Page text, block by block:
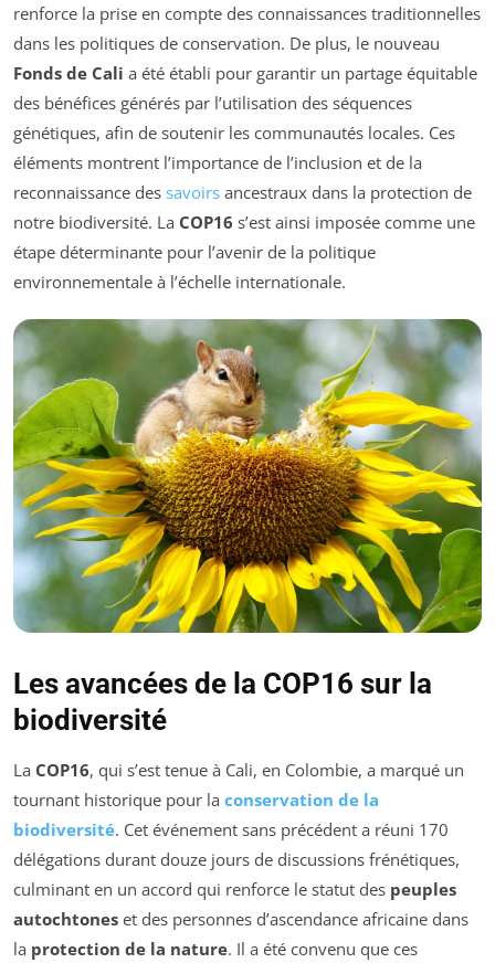
renforce la prise en compte des connaissances traditionnelles
dans les politiques de conservation. De plus, le nouveau
Fonds de Cali a été établi pour garantir un partage équitable
des bénéfices générés par l’utilisation des séquences
génétiques, afin de soutenir les communautés locales. Ces
éléments montrent l’importance de l’inclusion et de la
reconnaissance des savoirs ancestraux dans la protection de
notre biodiversité. La COP16 s’est ainsi imposée comme une
étape déterminante pour l’avenir de la politique
environnementale à l’échelle internationale.
Les avancées de la COP16 sur la
biodiversité
La COP16, qui s’est tenue à Cali, en Colombie, a marqué un
tournant historique pour la conservation de la
biodiversité. Cet événement sans précédent a réuni 170
délégations durant douze jours de discussions frénétiques,
culminant en un accord qui renforce le statut des peuples
autochtones et des personnes d’ascendance africaine dans
la protection de la nature. Il a été convenu que ces